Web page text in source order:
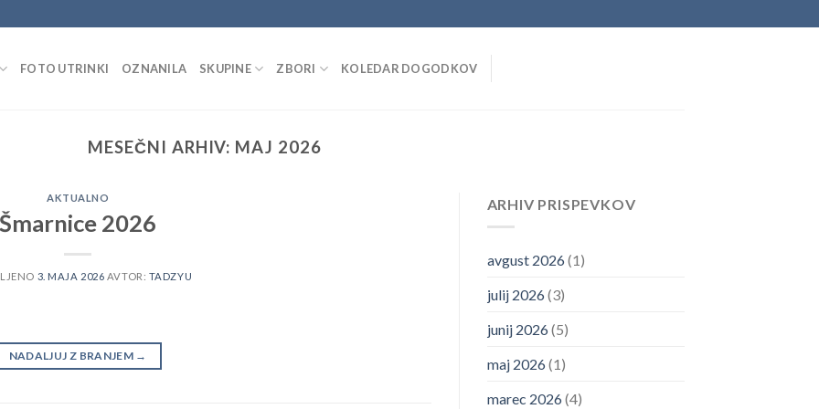
FOTO UTRINKI OZNANILA SKUPINE ZBORI KOLEDAR DOGODKOV
MESEČNI ARHIV: MAJ 2026
AKTUALNO
Šmarnice 2026
3. MAJA 2026 AVTOR: TADZYU
NADALJUJ Z BRANJEM →
ARHIV PRISPEVKOV
avgust 2026(1)
julij 2026(3)
junij 2026(5)
maj 2026(1)
marec 2026(4)